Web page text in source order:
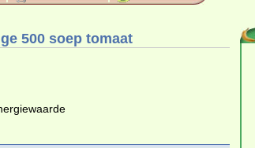
500 soep tomaat